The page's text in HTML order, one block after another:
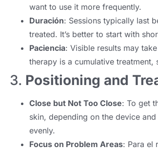
want to use it more frequently.
Duración: Sessions typically last
treated. It’s better to start with
Paciencia: Visible results may
therapy is a cumulative treatment,
3. Positioning and
Close but Not Too Close: To get
skin, depending on the device
evenly.
Focus on Problem Areas: Para el